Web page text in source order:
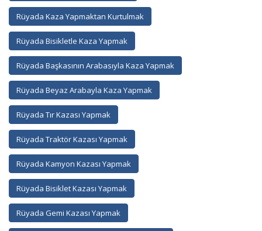
Rüyada Kaza Yapmaktan Kurtulmak
Rüyada Bisikletle Kaza Yapmak
Rüyada Başkasının Arabasıyla Kaza Yapmak
Rüyada Beyaz Arabayla Kaza Yapmak
Rüyada Tır Kazası Yapmak
Rüyada Traktör Kazası Yapmak
Rüyada Kamyon Kazası Yapmak
Rüyada Bisiklet Kazası Yapmak
Rüyada Gemi Kazası Yapmak